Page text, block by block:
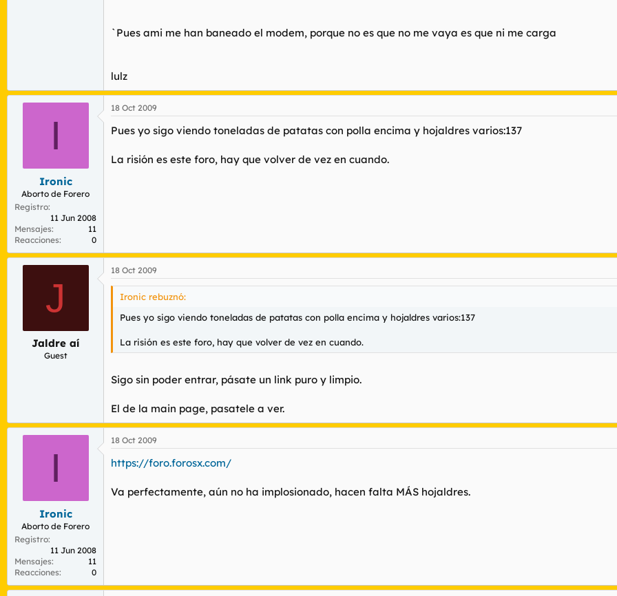
`Pues ami me han baneado el modem, porque no es que no me vaya es que ni me carga
lulz
I
Ironic
Aborto de Forero
Registro
11 Jun 2008
Mensajes
11
Reacciones
0
18 Oct 2009
Pues yo sigo viendo toneladas de patatas con polla encima y hojaldres varios:137
La risión es este foro, hay que volver de vez en cuando.
J
Jaldre aí
Guest
18 Oct 2009
Ironic rebuznó:
Pues yo sigo viendo toneladas de patatas con polla encima y hojaldres varios:137
La risión es este foro, hay que volver de vez en cuando.
Sigo sin poder entrar, pásate un link puro y limpio.
El de la main page, pasatele a ver.
I
Ironic
Aborto de Forero
Registro
11 Jun 2008
Mensajes
11
Reacciones
0
18 Oct 2009
https://foro.forosx.com/
Va perfectamente, aún no ha implosionado, hacen falta MÁS hojaldres.